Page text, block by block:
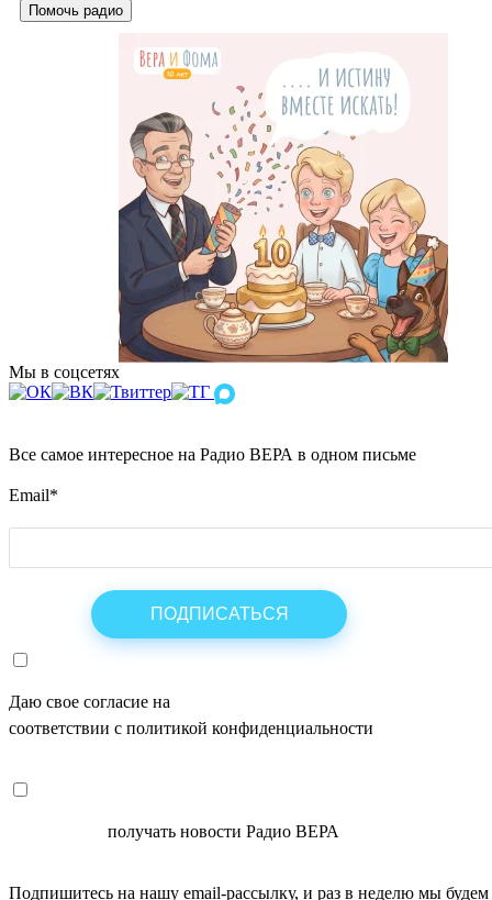
Помочь радио
Мы в соцсетях
Все самое интересное на Радио ВЕРА в одном письме
Email*
Даю свое согласие на
соответствии с политикой конфиденциальности
получать новости Радио ВЕРА
Подпишитесь на нашу email-рассылку, и раз в неделю мы будем